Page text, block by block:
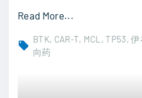
1
线
固
Read More..."
BTK CAR-T MCL TP53 伊
向药